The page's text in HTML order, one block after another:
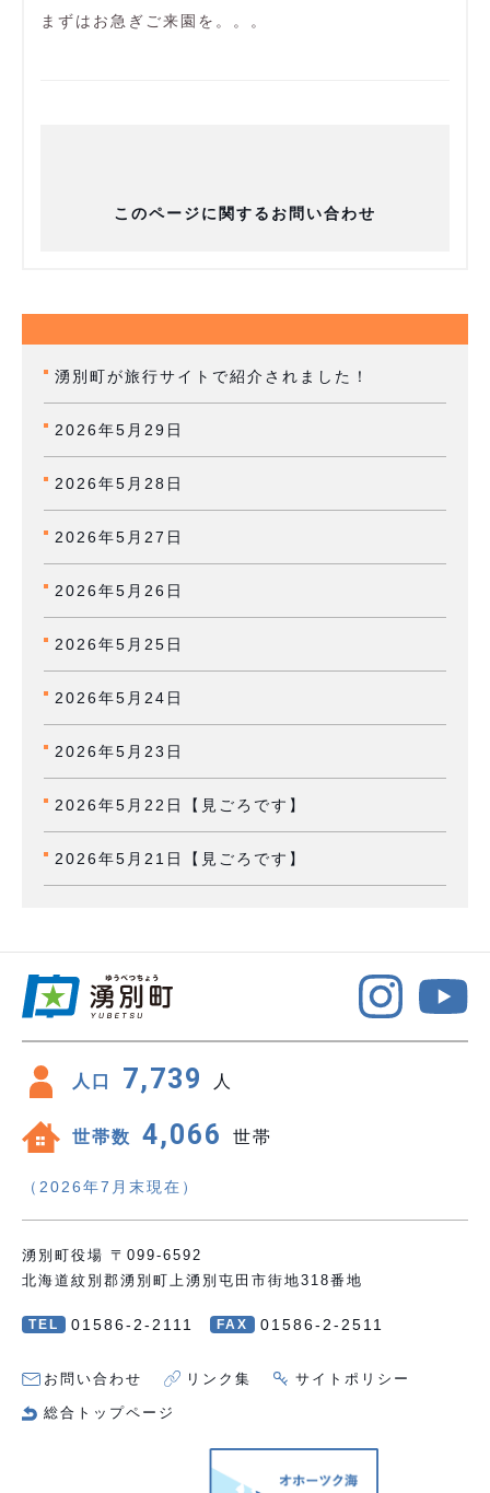
まずはお急ぎご来園を。。。
このページに関するお問い合わせ
湧別町が旅行サイトで紹介されました！
2026年5月29日
2026年5月28日
2026年5月27日
2026年5月26日
2026年5月25日
2026年5月24日
2026年5月23日
2026年5月22日【見ごろです】
2026年5月21日【見ごろです】
人口 7,739 人
世帯数 4,066 世帯
（2026年7月末現在）
湧別町役場 〒099-6592
北海道紋別郡湧別町上湧別屯田市街地318番地
TEL 01586-2-2111 FAX 01586-2-2511
お問い合わせ リンク集 サイトポリシー
総合トップページ